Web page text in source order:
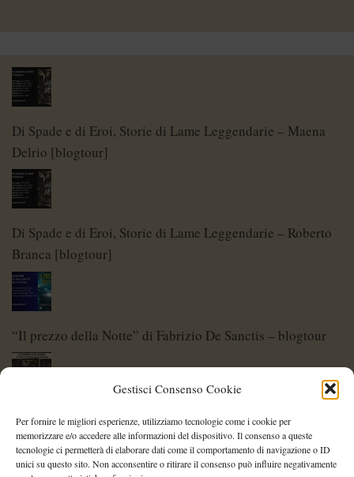
Gestisci Consenso Cookie
Per fornire le migliori esperienze, utilizziamo tecnologie come i cookie per
memorizzare e/o accedere alle informazioni del dispositivo. Il consenso a queste
tecnologie ci permetterà di elaborare dati come il comportamento di navigazione o ID
unici su questo sito. Non acconsentire o ritirare il consenso può influire negativamente
Di Spade e di Eroi, Storie di Lame Leggendarie – Maena
Delrio [blogtour]
Di Spade e di Eroi, Storie di Lame Leggendarie – Roberto
Branca [blogtour]
“Il prezzo della Notte” di Fabrizio De Sanctis – blogtour
Di Spade e di Eroi – Storie di Lame Leggendarie